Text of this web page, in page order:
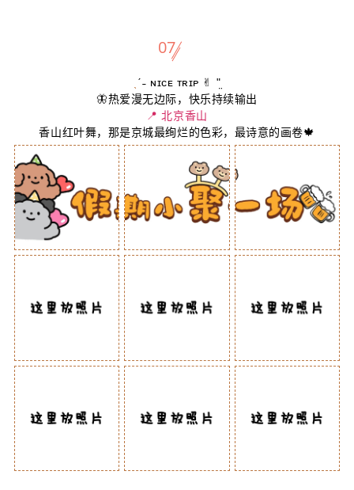
07
ˊ˗ ɴɪᴄᴇ ᴛʀɪᴘ ✌︎ ʺ̤
🦋热爱漫无边际，快乐持续输出
📍 北京香山
香山红叶舞，那是京城最绚烂的色彩，最诗意的画卷🍁